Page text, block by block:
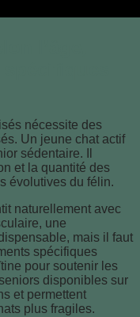
nécessite des
Un jeune chat actif
sédentaire. Il
et la quantité des
évolutives du félin.
naturellement avec
une
mais il faut
spécifiques
pour soutenir les
disponibles sur
et permettent
plus fragiles.